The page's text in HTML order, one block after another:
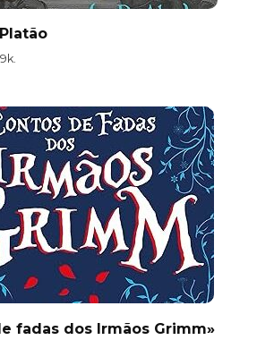
fadas dos Irmãos Grimm»